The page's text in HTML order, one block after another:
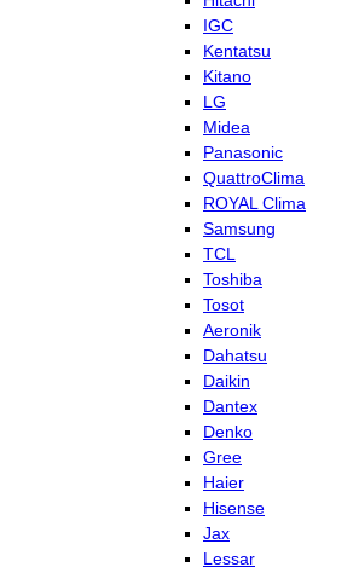
IGC
Kentatsu
Kitano
LG
Midea
Panasonic
QuattroClima
ROYAL Clima
Samsung
TCL
Toshiba
Tosot
Aeronik
Dahatsu
Daikin
Dantex
Denko
Gree
Haier
Hisense
Jax
Lessar